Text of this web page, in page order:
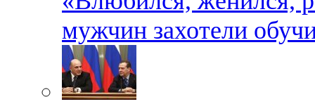
мужчин захотели